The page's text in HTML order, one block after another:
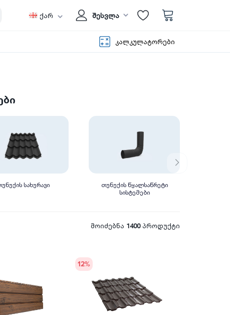
ქარ შესვლა
კალკულატორები
სახურავი
თუნუქის წყალსაწრეტი
სისტემები
მოიძებნა 1400პროდუქტი
12%